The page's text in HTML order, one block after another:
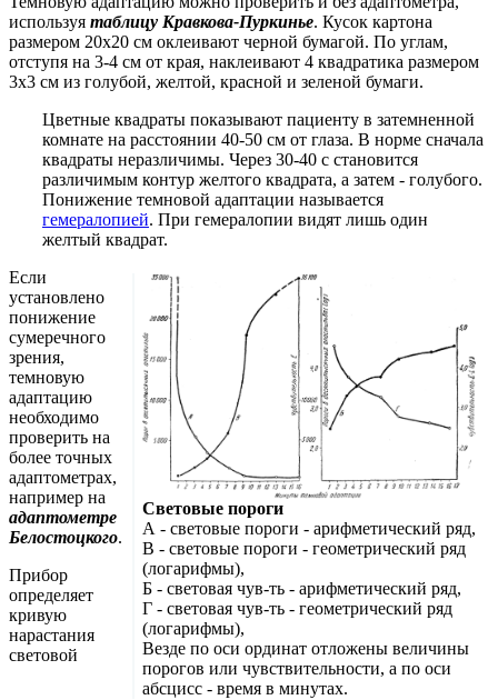
используя таблицу Кравкова-Пуркинье. Кусок картона
размером 20x20 см оклеивают черной бумагой. По углам,
отступя на 3-4 см от края, наклеивают 4 квадратика размером
3x3 см из голубой, желтой, красной и зеленой бумаги.
Цветные квадраты показывают пациенту в затемненной
комнате на расстоянии 40-50 см от глаза. В норме сначала
квадраты неразличимы. Через 30-40 с становится
различимым контур желтого квадрата, а затем - голубого.
Понижение темновой адаптации называется
гемералопией. При гемералопии видят лишь один
желтый квадрат.
Световые пороги
А - световые пороги - арифметический ряд,
В - световые пороги - геометрический ряд
(логарифмы),
Б - световая чув-ть - арифметический ряд,
Г - световая чув-ть - геометрический ряд
(логарифмы),
Везде по оси ординат отложены величины
порогов или чувствительности, а по оси
абсцисс - время в минутах.
Если
установлено
понижение
сумеречного
зрения,
темновую
адаптацию
необходимо
проверить на
более точных
адаптометрах,
например на
адаптометре
Белостоцкого.
Прибор
определяет
кривую
нарастания
световой